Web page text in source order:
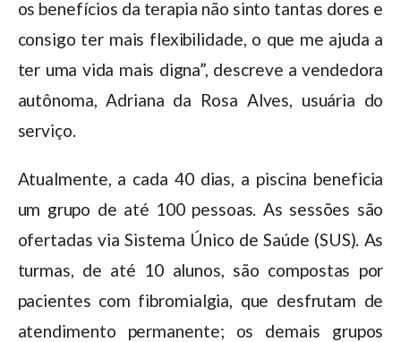
os benefícios da terapia não sinto tantas dores e
consigo ter mais flexibilidade, o que me ajuda a
ter uma vida mais digna”, descreve a vendedora
autônoma, Adriana da Rosa Alves, usuária do
serviço.
Atualmente, a cada 40 dias, a piscina beneficia
um grupo de até 100 pessoas. As sessões são
ofertadas via Sistema Único de Saúde (SUS). As
turmas, de até 10 alunos, são compostas por
pacientes com fibromialgia, que desfrutam de
atendimento permanente; os demais grupos